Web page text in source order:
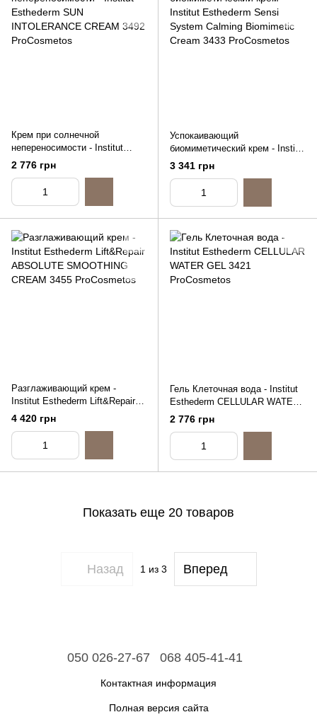
Крем при солнечной
непереносимости - Institut
Esthederm SUN INTOLERANCE
CREAM, 50ml
2 776 грн
Успокаивающий
биомиметический крем - Institut
Esthederm Sensi System
Calming Biomimetic Cream,
3 341 грн
Разглаживающий крем -
Institut Esthederm Lift&Repair
ABSOLUTE SMOOTHING
CREAM, 50ml
4 420 грн
Гель Клеточная вода - Institut
Esthederm CELLULAR WATER
GEL, 40ml
2 776 грн
Показать еще 20 товаров
Назад 1из 3 Вперед
050 026-27-67 068 405-41-41
Контактная информация
Полная версия сайта